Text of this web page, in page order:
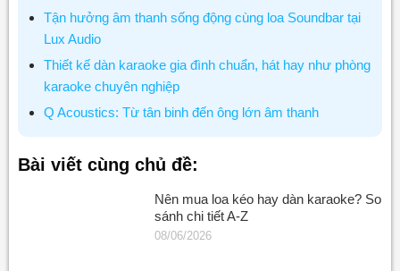
Tận hưởng âm thanh sống động cùng loa Soundbar tại
Lux Audio
Thiết kế dàn karaoke gia đình chuẩn, hát hay như phòng
karaoke chuyên nghiệp
Q Acoustics: Từ tân binh đến ông lớn âm thanh
Bài viết cùng chủ đề:
Nên mua loa kéo hay dàn karaoke? So
sánh chi tiết A-Z
08/06/2026